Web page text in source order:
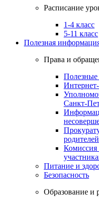
Расписание
1-4 класс
5-11 класс
Полезная
Права и
Полезные
Санкт-
родителей
Комиссия
Питание и
Безопасность
Образование и